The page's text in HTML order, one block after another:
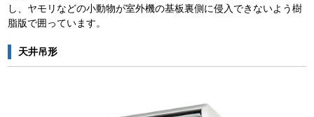
し、ヤモリなどの小動物が室外機の基板裏側に侵入できないよう樹
脂版で囲っています。
天井吊形